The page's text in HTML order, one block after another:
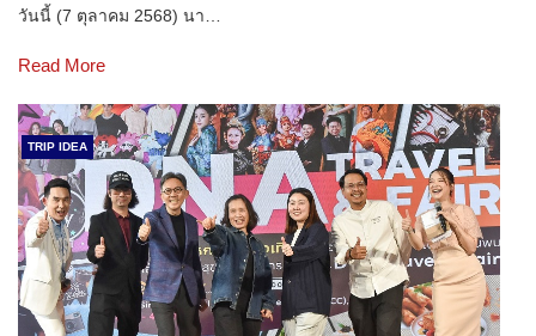
วันนี้ (7 ตุลาคม 2568) นา…
Read More
TRIP IDEA